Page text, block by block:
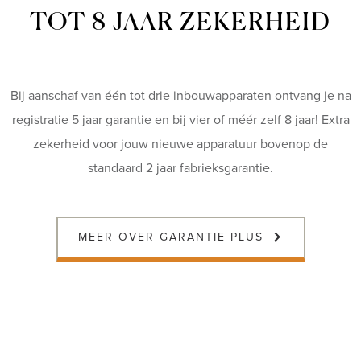
TOT 8 JAAR ZEKERHEID
Bij aanschaf van één tot drie inbouwapparaten ontvang je na
registratie 5 jaar garantie en bij vier of méér zelf 8 jaar! Extra
zekerheid voor jouw nieuwe apparatuur bovenop de
standaard 2 jaar fabrieksgarantie.
MEER OVER GARANTIE PLUS